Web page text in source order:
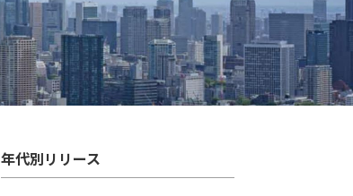
年代別リリース